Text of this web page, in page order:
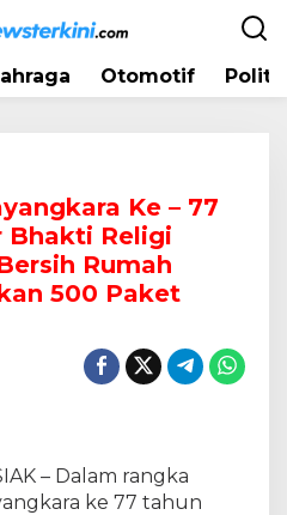
Otomotif
Ke – 77
Bhakti Religi
Rumah
500 Paket
– Dalam rangka
ke 77 tahun